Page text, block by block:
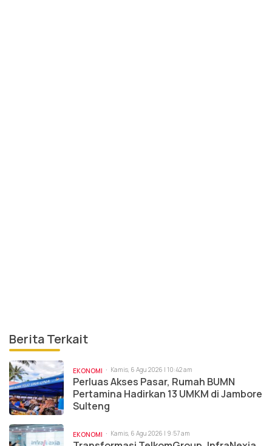
Berita Terkait
EKONOMI Kamis, 6 Agu 2026 | 10:42 am
Perluas Akses Pasar, Rumah BUMN
Pertamina Hadirkan 13 UMKM di Jambore
Sulteng
EKONOMI Kamis, 6 Agu 2026 | 9:57 am